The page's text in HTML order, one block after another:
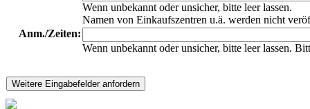
Wenn unbekannt oder unsicher, bitte leer lassen.
Namen von Einkaufszentren u.ä. werden nicht
Anm./Zeiten:
Wenn unbekannt oder unsicher, bitte leer lassen.